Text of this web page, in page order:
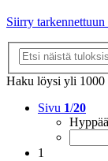
Siirry tarkennettuun
Haku löysi yli 1000
Sivu 1/20
1